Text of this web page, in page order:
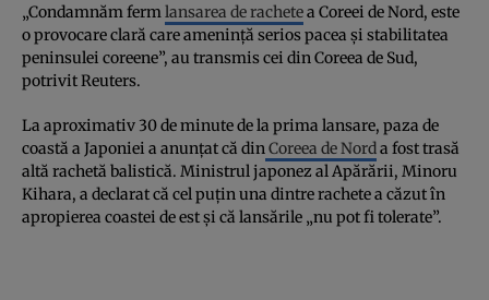
„Condamnăm fermlansarea de rachetea Coreei de Nord, este
o provocare clară care amenință serios pacea și stabilitatea
peninsulei coreene”, au transmis cei din Coreea de Sud,
potrivit Reuters.
La aproximativ 30 de minute de la prima lansare, paza de
coastă a Japoniei a anunțat că dinCoreea de Norda fost trasă
altă rachetă balistică. Ministrul japonez al Apărării, Minoru
Kihara, a declarat că cel puțin una dintre rachete a căzut în
apropierea coastei de est și că lansările „nu pot fi tolerate”.